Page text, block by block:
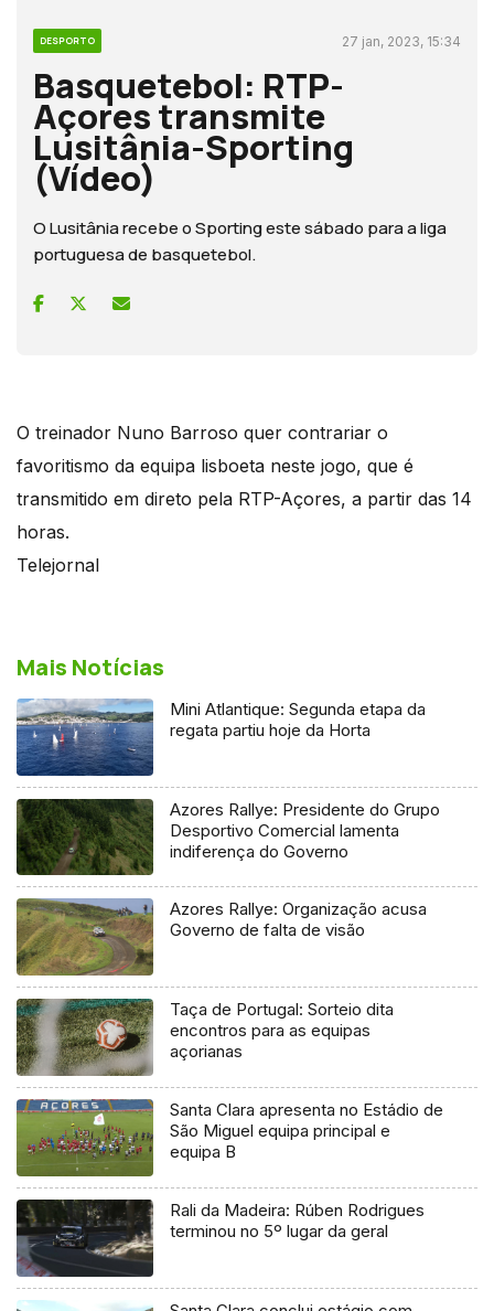
DESPORTO 27 jan, 2023, 15:34
Basquetebol: RTP-
Açores transmite
Lusitânia-Sporting
(Vídeo)
O Lusitânia recebe o Sporting este sábado para a liga
portuguesa de basquetebol.
O treinador Nuno Barroso quer contrariar o
favoritismo da equipa lisboeta neste jogo, que é
transmitido em direto pela RTP-Açores, a partir das 14
horas.
Telejornal
Mais Notícias
Mini Atlantique: Segunda etapa da
regata partiu hoje da Horta
Azores Rallye: Presidente do Grupo
Desportivo Comercial lamenta
indiferença do Governo
Azores Rallye: Organização acusa
Governo de falta de visão
Taça de Portugal: Sorteio dita
encontros para as equipas
açorianas
Santa Clara apresenta no Estádio de
São Miguel equipa principal e
equipa B
Rali da Madeira: Rúben Rodrigues
terminou no 5º lugar da geral